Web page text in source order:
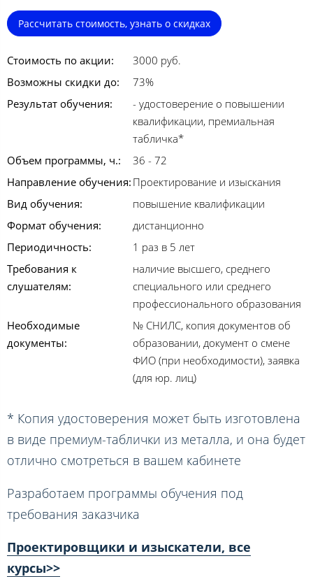
Рассчитать стоимость, узнать о скидках
Стоимость по акции:
3000 руб.
Возможны скидки до:
73%
Результат обучения:
- удостоверение о повышении
квалификации, премиальная
табличка*
Объем программы, ч.:
36 - 72
Направление обучения: Проектирование и изыскания
Вид обучения:
повышение квалификации
Формат обучения:
дистанционно
Периодичность:
1 раз в 5 лет
Требования к
слушателям:
наличие высшего, среднего
специального или среднего
профессионального образования
Необходимые
документы:
№ СНИЛС, копия документов об
образовании, документ о смене
ФИО (при необходимости), заявка
(для юр. лиц)
* Копия удостоверения может быть изготовлена
в виде премиум-таблички из металла, и она будет
отлично смотреться в вашем кабинете
Разработаем программы обучения под
требования заказчика
Проектировщики и изыскатели, все
курсы>>